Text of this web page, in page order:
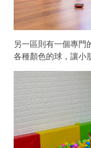
另一區則有一個專門
各種顏色的球，讓小